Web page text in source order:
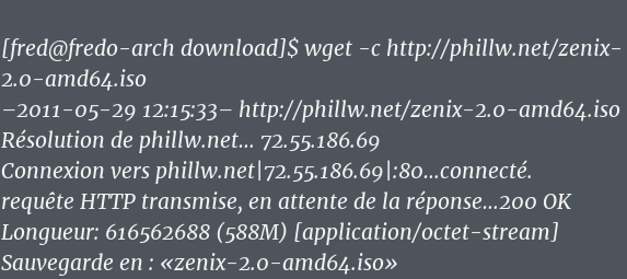
[fred@fredo-arch download]$ wget -c http://phillw.net/zenix-
2.0-amd64.iso
–2011-05-29 12:15:33– http://phillw.net/zenix-2.0-amd64.iso
Résolution de phillw.net… 72.55.186.69
Connexion vers phillw.net|72.55.186.69|:80…connecté.
requête HTTP transmise, en attente de la réponse…200 OK
Longueur: 616562688 (588M) [application/octet-stream]
Sauvegarde en : «zenix-2.0-amd64.iso»